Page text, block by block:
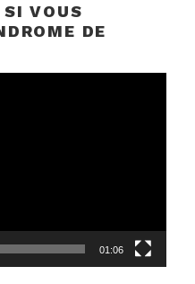
VOUS
DE
01:06